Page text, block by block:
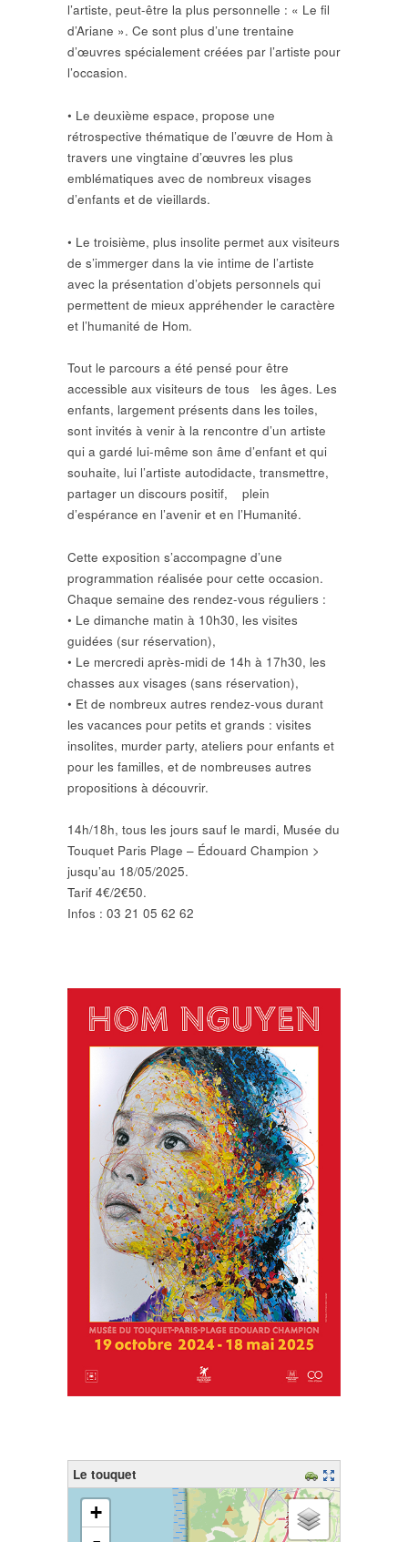
l’artiste, peut-être la plus personnelle : « Le fil
d’Ariane ». Ce sont plus d’une trentaine
d’œuvres spécialement créées par l’artiste pour
l’occasion.
• Le deuxième espace, propose une
rétrospective thématique de l’œuvre de Hom à
travers une vingtaine d’œuvres les plus
emblématiques avec de nombreux visages
d’enfants et de vieillards.
• Le troisième, plus insolite permet aux visiteurs
de s’immerger dans la vie intime de l’artiste
avec la présentation d’objets personnels qui
permettent de mieux appréhender le caractère
et l’humanité de Hom.
Tout le parcours a été pensé pour être
accessible aux visiteurs de tous les âges. Les
enfants, largement présents dans les toiles,
sont invités à venir à la rencontre d’un artiste
qui a gardé lui-même son âme d’enfant et qui
souhaite, lui l’artiste autodidacte, transmettre,
partager un discours positif, plein
d’espérance en l’avenir et en l’Humanité.
Cette exposition s’accompagne d’une
programmation réalisée pour cette occasion.
Chaque semaine des rendez-vous réguliers :
• Le dimanche matin à 10h30, les visites
guidées (sur réservation),
• Le mercredi après-midi de 14h à 17h30, les
chasses aux visages (sans réservation),
• Et de nombreux autres rendez-vous durant
les vacances pour petits et grands : visites
insolites, murder party, ateliers pour enfants et
pour les familles, et de nombreuses autres
propositions à découvrir.
14h/18h, tous les jours sauf le mardi, Musée du
Touquet Paris Plage – Édouard Champion >
jusqu’au 18/05/2025.
Tarif 4€/2€50.
Infos : 03 21 05 62 62
Le touquet
chargement de la carte - veuillez patienter...
+